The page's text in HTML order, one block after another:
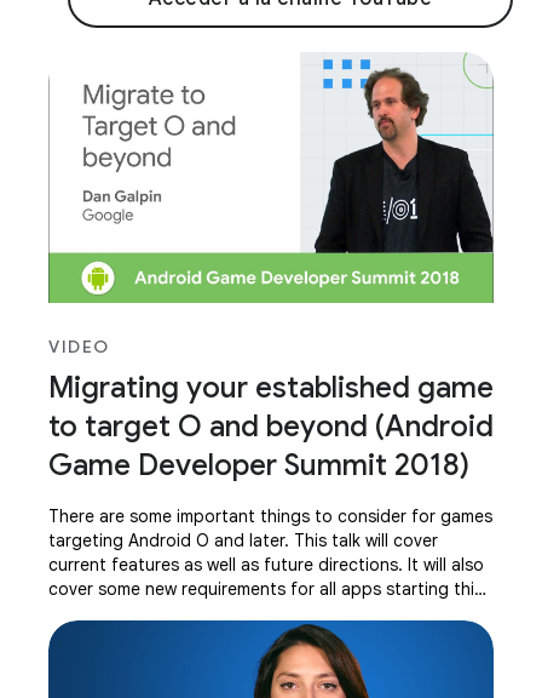
VIDEO
Migrating your established game
to target O and beyond (Android
Game Developer Summit 2018)
There are some important things to consider for games
targeting Android O and later. This talk will cover
current features as well as future directions. It will also
cover some new requirements for all apps starting this